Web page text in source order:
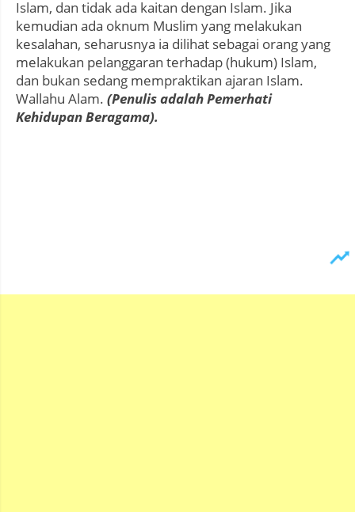
Islam, dan tidak ada kaitan dengan Islam. Jika
kemudian ada oknum Muslim yang melakukan
kesalahan, seharusnya ia dilihat sebagai orang yang
melakukan pelanggaran terhadap (hukum) Islam,
dan bukan sedang mempraktikan ajaran Islam.
Wallahu Alam. (Penulis adalah Pemerhati
Kehidupan Beragama).